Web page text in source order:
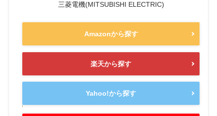
三菱電機(MITSUBISHI ELECTRIC)
Amazonから探す
楽天から探す
Yahoo!から探す